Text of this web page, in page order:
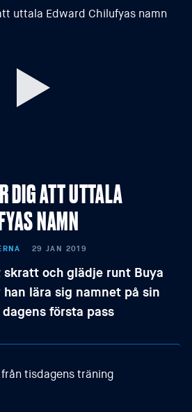
DIG ATT UTTALA
NAMN
29 JAN 2019
och glädje runt Buya
han lära sig namnet på sin
första pass